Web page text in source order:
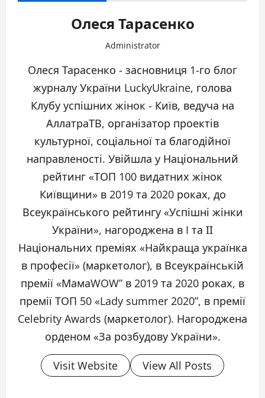
Олеся Тарасенко
Administrator
Олеся Тарасенко - засновниця 1-го блог
журналу України LuckyUkraine, голова
Клубу успішних жінок - Київ, ведуча на
АллатраТВ, організатор проектів
культурної, соціальної та благодійної
направленості. Увійшла у Національний
рейтинг «ТОП 100 видатних жінок
Київщини» в 2019 та 2020 роках, до
Всеукраїнського рейтингу «Успішні жінки
України», нагороджена в I та ІІ
Національних преміях «Найкраща українка
в професії» (маркетолог), в Всеукраїнській
премії «МамаWOW” в 2019 та 2020 роках, в
премії ТОП 50 «Lady summer 2020”, в премії
Celebrity Awards (маркетолог). Нагороджена
орденом «За розбудову України».
Visit Website View All Posts